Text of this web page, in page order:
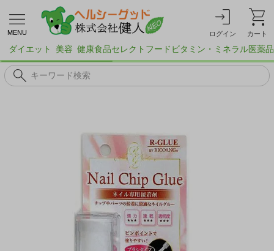
MENU ログイン カート
ダイエット 美容 健康食品セレクトフード ビタミン・ミネラル医薬品